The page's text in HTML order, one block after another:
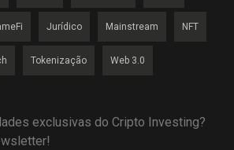
Jurídico Mainstream NFT
Tokenização Web 3.0
exclusivas do Cripto Investing?